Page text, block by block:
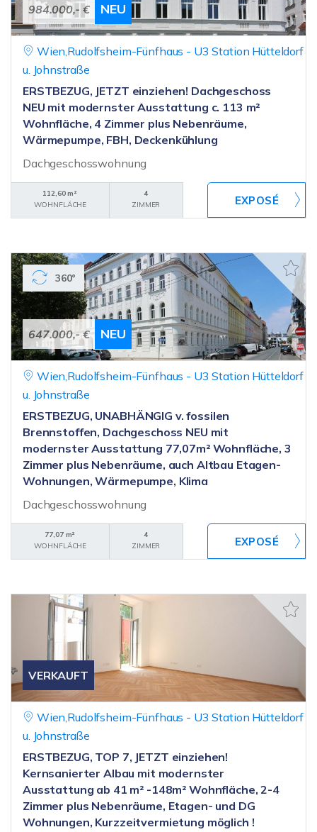
984.000,- € NEU
Wien,Rudolfsheim-Fünfhaus - U3 Station Hütteldorf
u. Johnstraße
ERSTBEZUG, JETZT einziehen! Dachgeschoss
NEU mit modernster Ausstattung c. 113 m²
Wohnfläche, 4 Zimmer plus Nebenräume,
Wärmepumpe, FBH, Deckenkühlung
Dachgeschosswohnung
112,60 m²
WOHNFLÄCHE
4
ZIMMER
647.000,- € NEU
360°
Wien,Rudolfsheim-Fünfhaus - U3 Station Hütteldorf
u. Johnstraße
ERSTBEZUG, UNABHÄNGIG v. fossilen
Brennstoffen, Dachgeschoss NEU mit
modernster Ausstattung 77,07m² Wohnfläche, 3
Zimmer plus Nebenräume, auch Altbau Etagen-
Wohnungen, Wärmepumpe, Klima
Dachgeschosswohnung
77,07 m²
WOHNFLÄCHE
4
ZIMMER
VERKAUFT
Wien,Rudolfsheim-Fünfhaus - U3 Station Hütteldorf
u. Johnstraße
ERSTBEZUG, TOP 7, JETZT einziehen!
Kernsanierter Albau mit modernster
Ausstattung ab 41 m² -148m² Wohnfläche, 2-4
Zimmer plus Nebenräume, Etagen- und DG
Wohnungen, Kurzzeitvermietung möglich !